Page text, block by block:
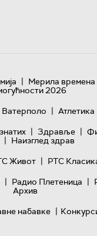
| Мерила времена
2026
Ватерполо | Атлетика
| Здравље |
| Наизглед здрав
Живот | РТС
| Радио Плетеница |
Архив
набавке |